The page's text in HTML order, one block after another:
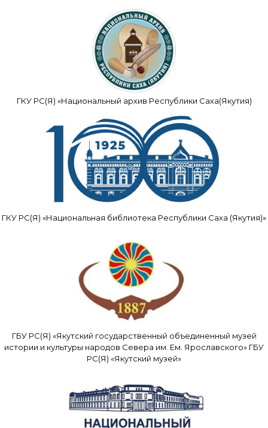
ГКУ РС(Я) «Национальный архив Республики Саха(Якутия)
ГКУ РС(Я) «Национальная библиотека Республики Саха (Якутия)»
ГБУ РС(Я) «Якутский государственный объединенный музей
истории и культуры народов Севера им. Ем. Ярославского» ГБУ
РС(Я) «Якутский музей»